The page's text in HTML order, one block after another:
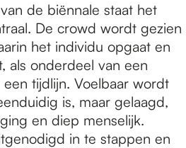
de biënnale staat het
De crowd wordt gezien
het individu opgaat en
als onderdeel van een
tijdlijn. Voelbaar wordt
is, maar gelaagd,
en diep menselijk.
in te stappen en